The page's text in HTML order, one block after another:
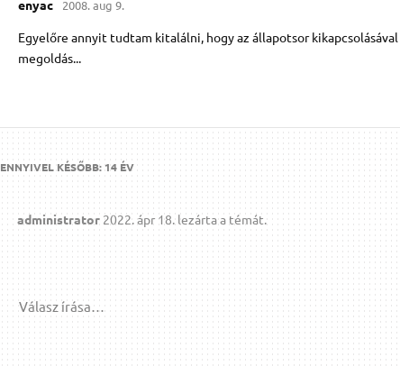
enyac 2008. aug 9.
Egyelőre annyit tudtam kitalálni, hogy az állapotsor
megoldás...
ENNYIVEL KÉSŐBB:14 ÉV
administrator 2022. ápr 18. lezárta a témát.
Válasz írása…